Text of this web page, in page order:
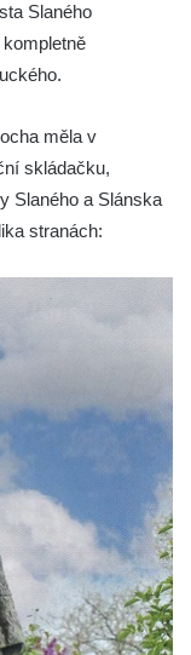
Slaného
měla v
skládačku,
Slaného a Slánska
stranách: